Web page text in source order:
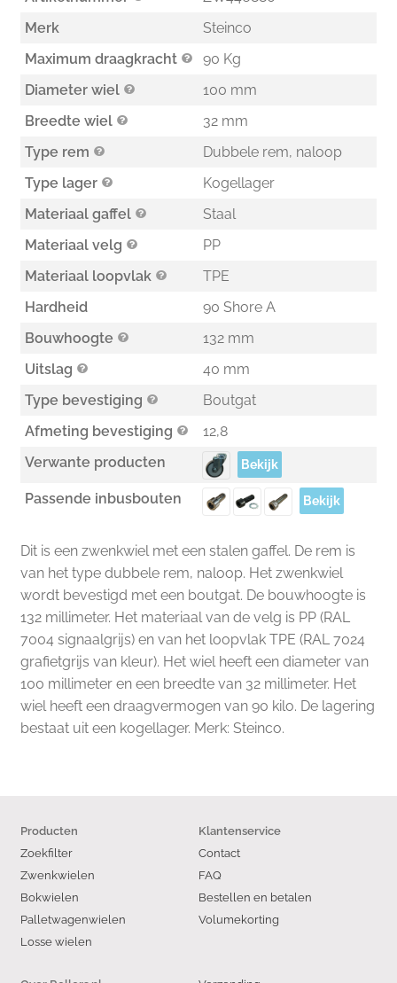
Dit is een zwenkwiel met een stalen gaffel. De rem is
van het type dubbele rem, naloop. Het zwenkwiel
wordt bevestigd met een boutgat. De bouwhoogte is
132 millimeter. Het materiaal van de velg is PP (RAL
7004 signaalgrijs) en van het loopvlak TPE (RAL 7024
grafietgrijs van kleur). Het wiel heeft een diameter van
100 millimeter en een breedte van 32 millimeter. Het
wiel heeft een draagvermogen van 90 kilo. De lagering
bestaat uit een kogellager. Merk: Steinco.
Merk
Steinco
Maximum draagkracht
90 Kg
Diameter wiel
100 mm
Breedte wiel
32 mm
Type rem
Dubbele rem, naloop
Type lager
Kogellager
Materiaal gaffel
Staal
Materiaal velg
PP
Materiaal loopvlak
TPE
Hardheid
90 Shore A
Bouwhoogte
132 mm
Uitslag
40 mm
Type bevestiging
Boutgat
Afmeting bevestiging
12,8
Verwante producten
Bekijk
Passende inbusbouten Bekijk
Producten
Zoekfilter
Zwenkwielen
Bokwielen
Palletwagenwielen
Losse wielen
Klantenservice
Contact
FAQ
Bestellen en betalen
Volumekorting